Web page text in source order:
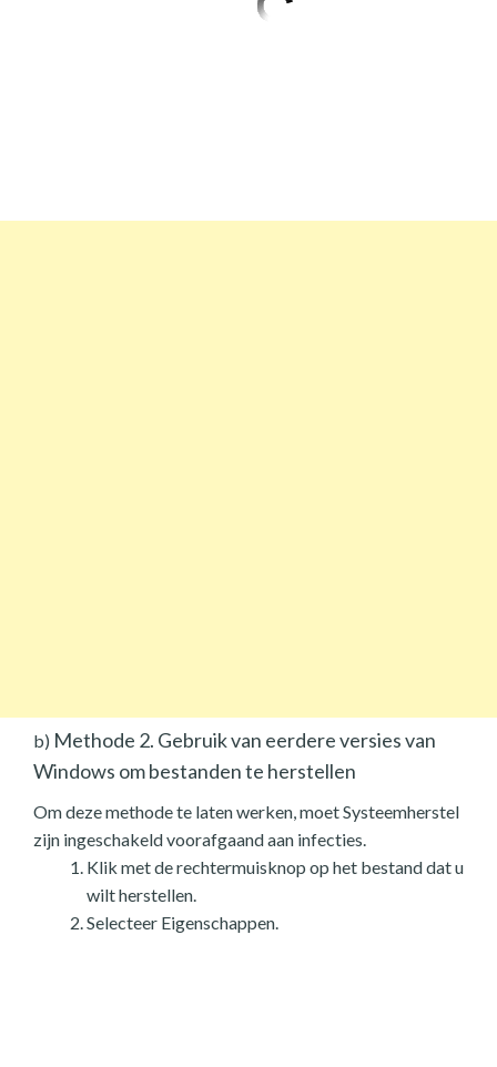
b) Methode 2. Gebruik van eerdere versies van
Windows om bestanden te herstellen
Om deze methode te laten werken, moet Systeemherstel
zijn ingeschakeld voorafgaand aan infecties.
Klik met de rechtermuisknop op het bestand dat u
wilt herstellen.
Selecteer Eigenschappen.